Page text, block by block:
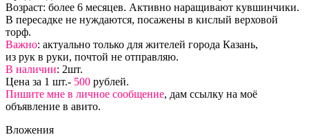
Возраст: более 6 месяцев. Активно наращивают кувшинчики.
В пересадке не нуждаются, посажены в кислый верховой
торф.
Важно: актуально только для жителей города Казань,
из рук в руки, почтой не отправляю.
В наличии: 2шт.
Цена за 1 шт.- 500 рублей.
Пишите мне в личное сообщение, дам ссылку на моё
объявление в авито.
Вложения